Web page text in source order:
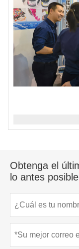
Obtenga el
lo antes